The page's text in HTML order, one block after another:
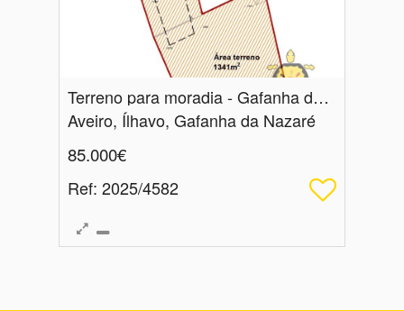
Terreno para moradia - Gafanha da Nazaré
Aveiro, Ílhavo, Gafanha da Nazaré
85.000€
Ref: 2025/4582